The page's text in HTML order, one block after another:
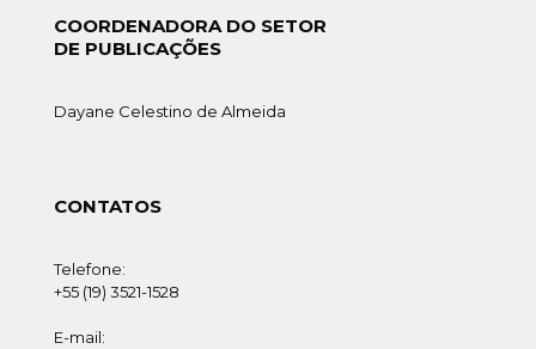
COORDENADORA DO SETOR
DE PUBLICAÇÕES
Dayane Celestino de Almeida
CONTATOS
Telefone:
+55 (19) 3521-1528
E-mail: